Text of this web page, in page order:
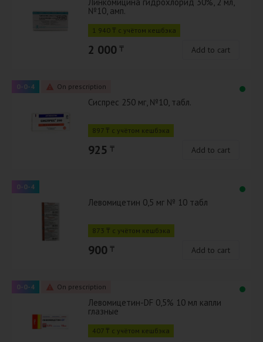
№10, амп.
1 940 ₸ с учётом кешбэка
2 000 ₸ Add to cart
0-0-4 On prescription
Сиспрес 250 мг, №10, табл.
897 ₸ с учётом кешбэка
925 ₸ Add to cart
0-0-4
Левомицетин 0,5 мг № 10 табл
873 ₸ с учётом кешбэка
900 ₸ Add to cart
0-0-4 On prescription
Левомицетин-DF 0,5% 10 мл капли
глазные
407 ₸ с учётом кешбэка